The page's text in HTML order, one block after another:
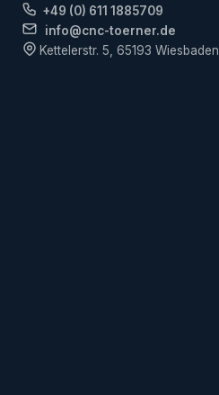
+49 (0) 611 1885709
info@cnc-toerner.de
Kettelerstr. 5, 65193 Wiesbaden